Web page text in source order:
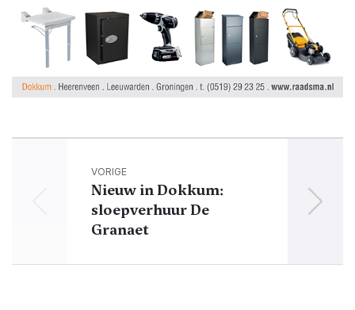
VORIGE
Nieuw in Dokkum:
sloepverhuur De
Granaet